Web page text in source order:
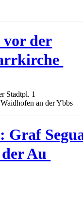
der
Stadtpl. 1
an der Ybbs
Graf
Au